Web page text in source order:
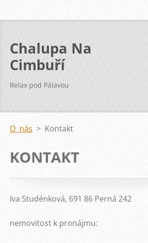
Chalupa Na
Cimbuří
Relax pod Pálavou
O nás > Kontakt
KONTAKT
Iva Studénková, 691 86 Perná 242
nemovitost k pronájmu: